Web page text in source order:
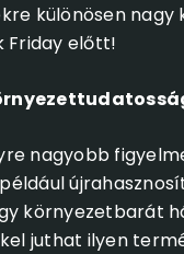
különösen
Friday előtt!
nagyobb
környezetbarát
juthat ilyen